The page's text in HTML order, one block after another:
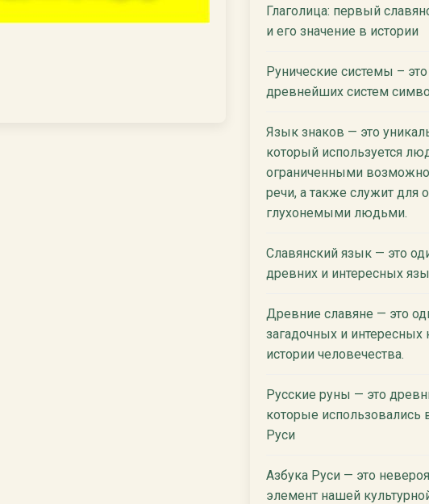
Глаголица: первый
и его значение в истории
Рунические системы –
древнейших систем
Язык знаков — это
который используется
ограниченными
речи, а также служит для
глухонемыми людьми.
Славянский язык — это
древних и интересных
Древние славяне — это
загадочных и интересных
истории человечества.
Русские руны — это
которые использовались
Руси
Азбука Руси — это
элемент нашей